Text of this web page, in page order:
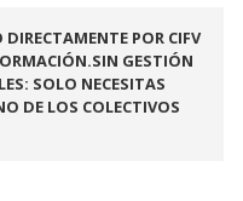
POR CIFV
GESTIÓN
SOLO NECESITAS
DE LOS COLECTIVOS